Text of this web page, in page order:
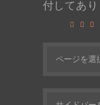
付してあり
ページを選